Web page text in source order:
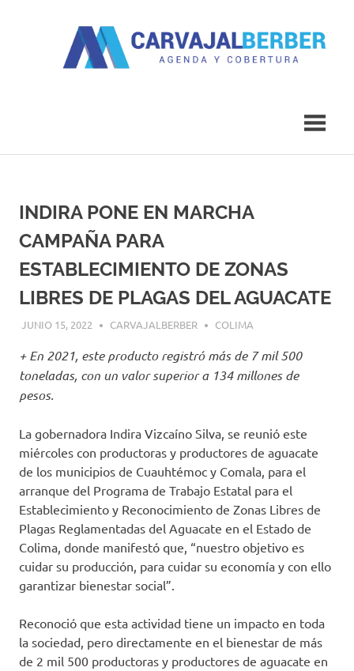
INDIRA PONE EN MARCHA
CAMPAÑA PARA
ESTABLECIMIENTO DE ZONAS
LIBRES DE PLAGAS DEL AGUACATE
JUNIO 15, 2022 CARVAJALBERBER COLIMA
+ En 2021, este producto registró más de 7 mil 500
toneladas, con un valor superior a 134 millones de
pesos.
La gobernadora Indira Vizcaíno Silva, se reunió este
miércoles con productoras y productores de aguacate
de los municipios de Cuauhtémoc y Comala, para el
arranque del Programa de Trabajo Estatal para el
Establecimiento y Reconocimiento de Zonas Libres de
Plagas Reglamentadas del Aguacate en el Estado de
Colima, donde manifestó que, “nuestro objetivo es
cuidar su producción, para cuidar su economía y con ello
garantizar bienestar social”.
Reconoció que esta actividad tiene un impacto en toda
la sociedad, pero directamente en el bienestar de más
de 2 mil 500 productoras y productores de aguacate en